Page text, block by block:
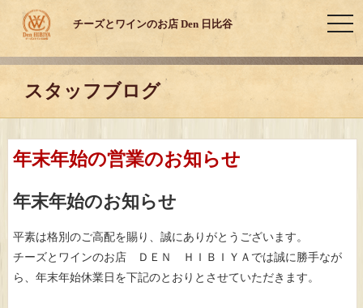
チーズとワインのお店 Den 日比谷
スタッフブログ
年末年始の営業のお知らせ
年末年始のお知らせ
平素は格別のご高配を賜り、誠にありがとうございます。
チーズとワインのお店 ＤＥＮ ＨＩＢＩＹＡでは誠に勝手なが
ら、年末年始休業日を下記のとおりとさせていただきます。